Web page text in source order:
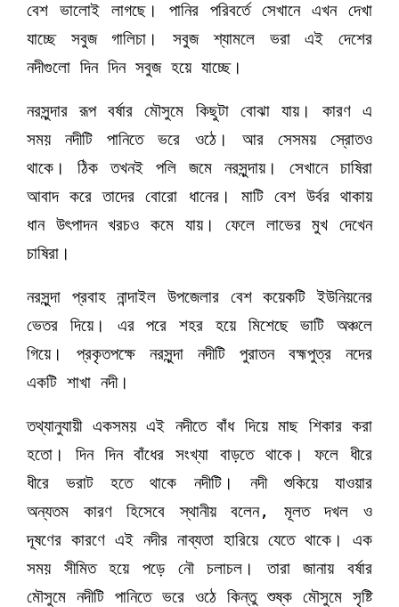
বেশ ভালোই লাগছে। পানির পরিবর্তে সেখানে এখন দেখা
যাচ্ছে সবুজ গালিচা। সবুজ শ্যামলে ভরা এই দেশের
নদীগুলো দিন দিন সবুজ হয়ে যাচ্ছে।
নরসুন্দার রূপ বর্ষার মৌসুমে কিছুটা বোঝা যায়। কারণ এ
সময় নদীটি পানিতে ভরে ওঠে। আর সেসময় স্রোতও
থাকে। ঠিক তখনই পলি জমে নরসুন্দায়। সেখানে চাষিরা
আবাদ করে তাদের বোরো ধানের। মাটি বেশ উর্বর থাকায়
ধান উৎপাদন খরচও কমে যায়। ফেলে লাভের মুখ দেখেন
চাষিরা।
নরসুন্দা প্রবাহ নান্দাইল উপজেলার বেশ কয়েকটি ইউনিয়নের
ভেতর দিয়ে। এর পরে শহর হয়ে মিশেছে ভাটি অঞ্চলে
গিয়ে। প্রকৃতপক্ষে নরসুন্দা নদীটি পুরাতন বহ্মপুত্র নদের
একটি শাখা নদী।
তথ্যানুযায়ী একসময় এই নদীতে বাঁধ দিয়ে মাছ শিকার করা
হতো। দিন দিন বাঁধের সংখ্যা বাড়তে থাকে। ফলে ধীরে
ধীরে ভরাট হতে থাকে নদীটি। নদী শুকিয়ে যাওয়ার
অন্যতম কারণ হিসেবে স্থানীয় বলেন, মূলত দখল ও
দূষণের কারণে এই নদীর নাব্যতা হারিয়ে যেতে থাকে। এক
সময় সীমিত হয়ে পড়ে নৌ চলাচল। তারা জানায় বর্ষার
মৌসুমে নদীটি পানিতে ভরে ওঠে কিন্তু শুষ্ক মৌসুমে সৃষ্টি